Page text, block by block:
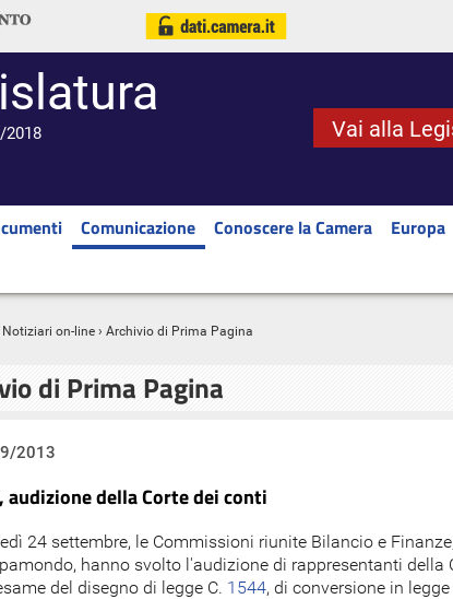
2018 Vai alla
Comunicazione Conoscere la Camera Europa
Notiziari on-line › Archivio di Prima Pagina
di Prima Pagina
2013
audizione della Corte dei conti
24 settembre, le Commissioni riunite Bilancio e
hanno svolto l'audizione di rappresentanti della
del disegno di legge C. 1544, di conversione in